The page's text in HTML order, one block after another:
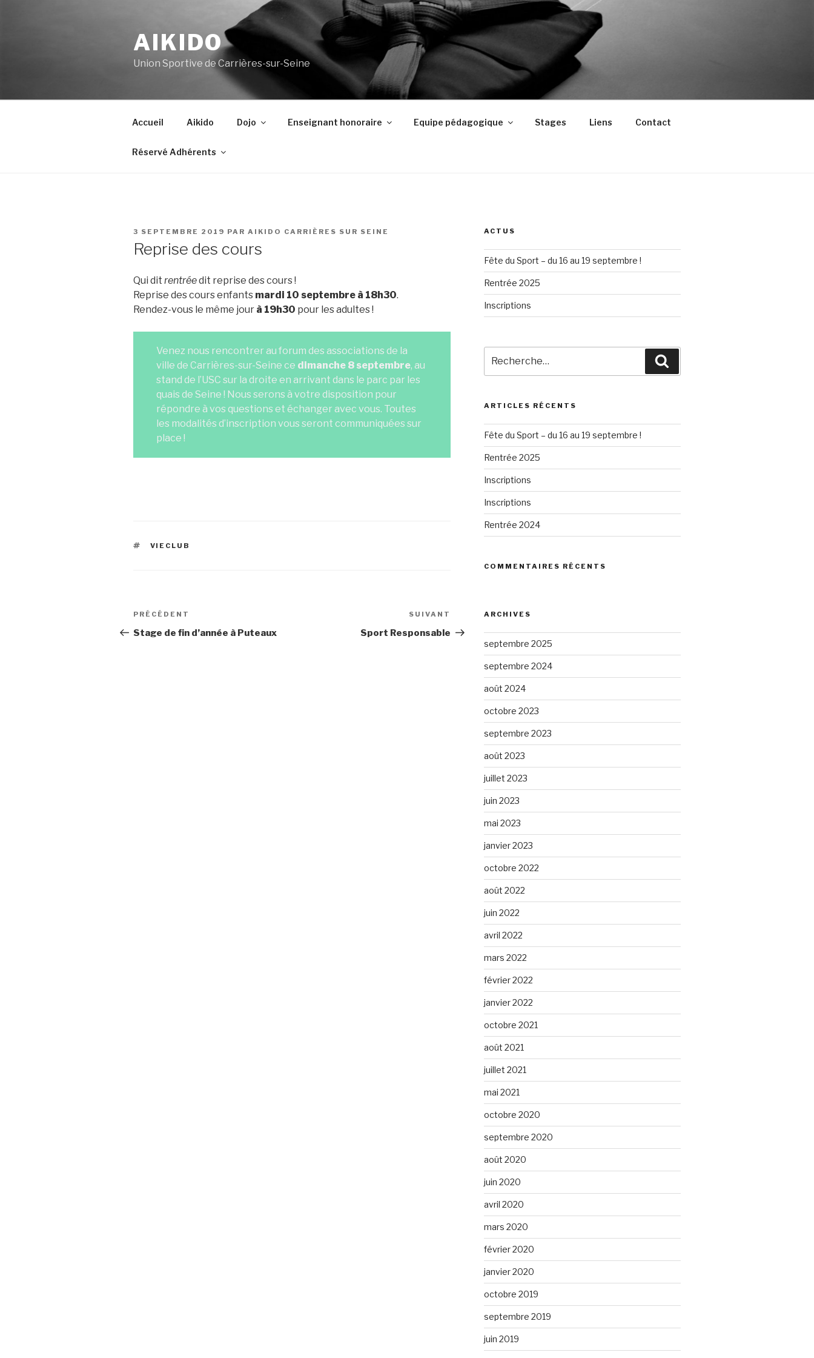
AIKIDO
Union Sportive de Carrières-sur-Seine
Accueil Aikido Dojo Enseignant honoraire Equipe pédagogique Stages Liens Contact
Réservé Adhérents
PUBLIÉ
3 SEPTEMBRE 2019 PAR AIKIDO CARRIÈRES SUR SEINE
Reprise des cours
Qui dit rentréedit reprise des cours !
Reprise des cours enfants mardi 10 septembre à 18h30.
Rendez-vous le même jour à 19h30 pour les adultes !
Venez nous rencontrer au forum des associations de la
ville de Carrières-sur-Seine ce dimanche 8 septembre, au
stand de l’USC sur la droite en arrivant dans le parc par les
quais de Seine ! Nous serons à votre disposition pour
répondre à vos questions et échanger avec vous. Toutes
les modalités d’inscription vous seront communiquées sur
place !
ÉTIQUETTES
VIECLUB
Navigation
de
Article
précédent
PRÉCÉDENT
Stage de fin d’année à Puteaux
Article
suivant
SUIVANT
Sport Responsable
ACTUS
Fête du Sport – du 16 au 19 septembre !
Rentrée 2025
Inscriptions
pour
:
ARTICLES RÉCENTS
Fête du Sport – du 16 au 19 septembre !
Rentrée 2025
Inscriptions
Inscriptions
Rentrée 2024
COMMENTAIRES RÉCENTS
ARCHIVES
septembre 2025
septembre 2024
août 2024
octobre 2023
septembre 2023
août 2023
juillet 2023
juin 2023
mai 2023
janvier 2023
octobre 2022
août 2022
juin 2022
avril 2022
mars 2022
février 2022
janvier 2022
octobre 2021
août 2021
juillet 2021
mai 2021
octobre 2020
septembre 2020
août 2020
juin 2020
avril 2020
mars 2020
février 2020
janvier 2020
octobre 2019
septembre 2019
juin 2019